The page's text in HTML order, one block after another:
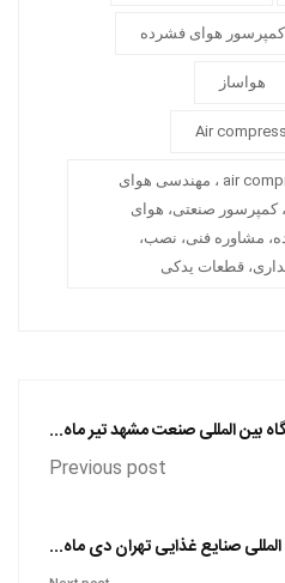
کمپرسور هوای فشرده
هواساز
هواساز air compressor regulator ، مهندسی هوای
کمپرسور صنعتی، هوای
مشاوره فنی، نصب،
قطعات یدکی
بین المللی صنعت مشهد تیر ماه...
Previous post
صنایع غذایی تهران دی ماه...